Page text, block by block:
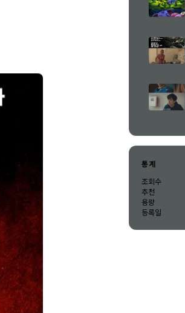
통계
조회수
추천
용량
등록일